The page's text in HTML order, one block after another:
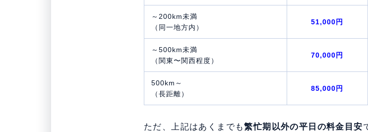
～200km未満
（同一地方内）
51,000円
～500km未満
（関東〜関西程度）
70,000円
500km～
（長距離）
85,000円
ただ、上記はあくまでも繁忙期以外の平日の料金目安